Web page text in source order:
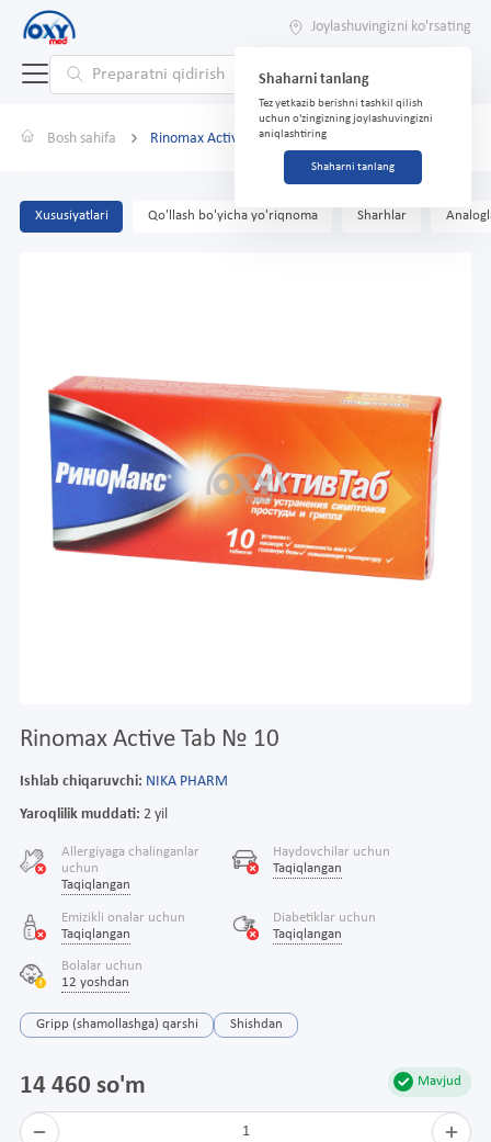
Joylashuvingizni ko'rsating
Shaharni tanlang
Tez yetkazib berishni tashkil qilish
uchun o'zingizning joylashuvingizni
aniqlashtiring
Shaharni tanlang
Bosh sahifa Rinomax Active Tab № 10
Xususiyatlari Qo'llash bo'yicha yo'riqnoma Sharhlar
Rinomax Active Tab № 10
Ishlab chiqaruvchi: NIKA PHARM
Yaroqlilik muddati: 2 yil
Allergiyaga chalinganlar
uchun
Taqiqlangan
Haydovchilar uchun
Taqiqlangan
Emizikli onalar uchun
Taqiqlangan
Diabetiklar uchun
Taqiqlangan
Bolalar uchun
12 yoshdan
Gripp (shamollashga) qarshi Shishdan
Mavjud
14 460 so'm
1